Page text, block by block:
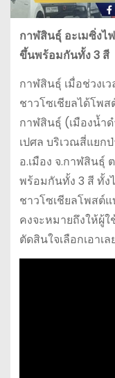
กาฬสินธุ์ อะเมซิ่ง
ขึ้นพร้อมกันทั้ง 3 สี
กาฬสินธุ์ เมื่อช่วงเ
ชาวโซเชียลได้โพ
กาฬสินธุ์ (เมืองน้ำ
เปศล บริเวณสี่แยก
อ.เมือง จ.กาฬสิน
พร้อมกันทั้ง 3 สี ทั้ง
ชาวโซเชียลโพสต์แ
คงจะหมายถึงให้ผู้
ตัดสินใจเลือกเอาเ